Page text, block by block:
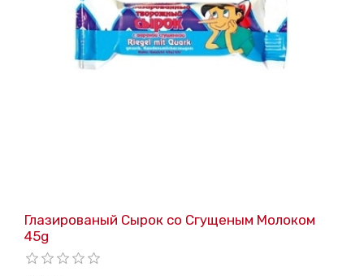
Глазированый Cырок со Cгущеным Mолоком
45g